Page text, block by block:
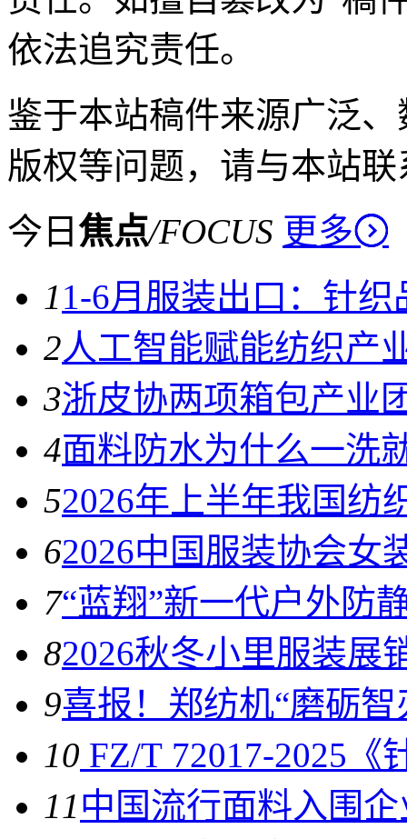
依法追究责任。
鉴于本站稿件来源广泛
版权等问题，请与本站
今日 焦点/FOCUS 更多
11-6月服装出口：针
2人工智能赋能纺织产
3浙皮协两项箱包产业
4面料防水为什么一洗
52026年上半年我国纺
62026中国服装协会女
7“蓝翔”新一代户外
82026秋冬小里服装展
9喜报！郑纺机“磨砺
10 FZ/T 72017-2025《
11中国流行面料入围